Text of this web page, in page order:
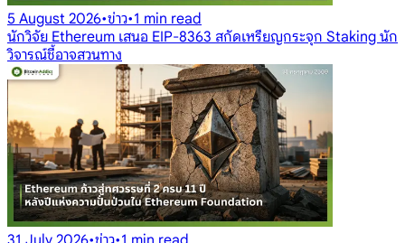
5 August 2026•ข่าว•1 min read
นักวิจัย Ethereum เสนอ EIP-8363 สกัดเหรียญกระจุก Staking นัก
วิจารณ์ชี้อาจสวนทาง